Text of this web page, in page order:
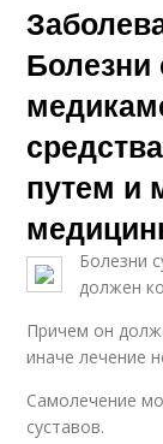
Болезни
путем и
Болезни
должен
Причем он
иначе лечение
Самолечение
суставов.